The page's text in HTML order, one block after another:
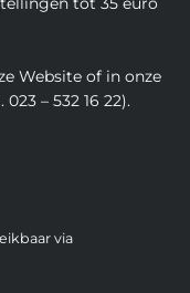
Website of in onze
– 532 16 22).
via